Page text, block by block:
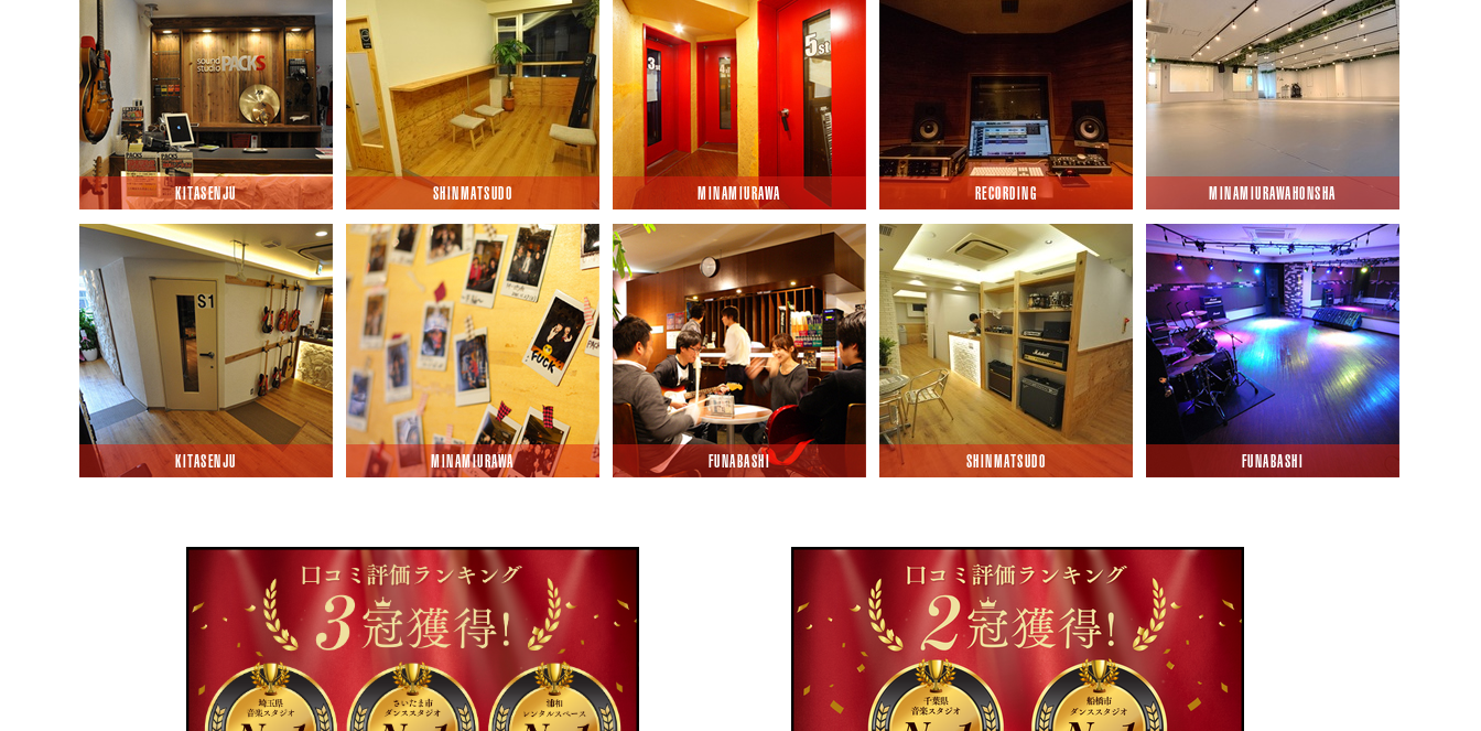
KITASENJU SHINMATSUDO MINAMIURAWA RECORDING MINAMIURAWAHONSHA
KITASENJU MINAMIURAWA FUNABASHI SHINMATSUDO FUNABASHI